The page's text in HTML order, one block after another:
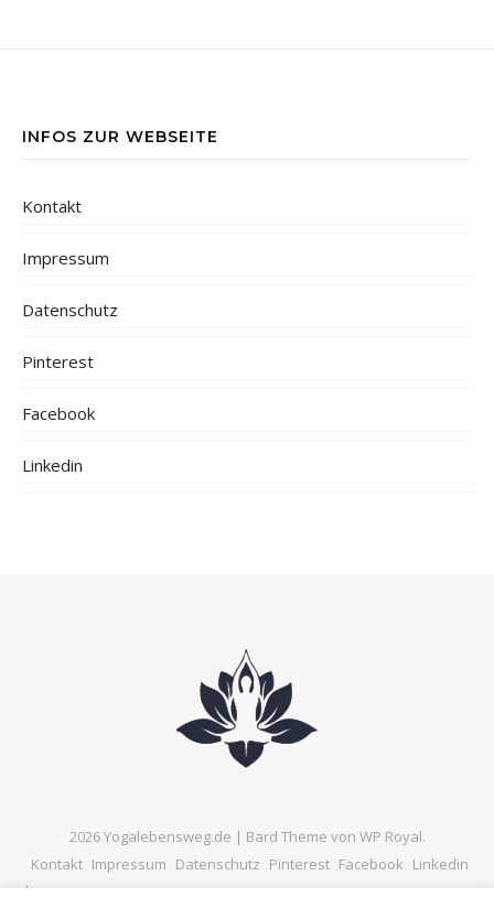
INFOS ZUR WEBSEITE
Kontakt
Impressum
Datenschutz
Pinterest
Facebook
Linkedin
2026 Yogalebensweg.de | Bard Theme von WP Royal.
Kontakt Impressum Datenschutz Pinterest Facebook Linkedin